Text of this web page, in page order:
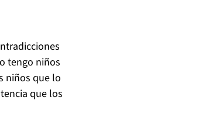
tengo niños
niños que lo
que los